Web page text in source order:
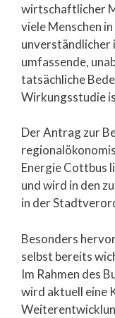
wirtschaftlicher
viele Menschen
unverständlicher
umfassende,
tatsächliche
Wirkungsstudie
Der Antrag zur
Energie Cottbus
und wird in den
in der
Besonders
selbst bereits
Im Rahmen des
wird aktuell eine